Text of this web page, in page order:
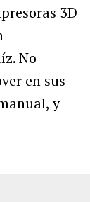
3D
No
en sus
y